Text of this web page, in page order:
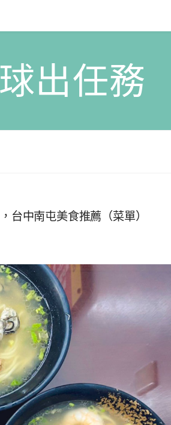
出任務
台中南屯美食推薦（菜單）